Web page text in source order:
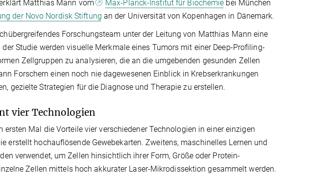
Matthias Mann vom
Max-Planck-Institut für Biochemie bei München
der Novo Nordisk Stiftung an der Universität von Kopenhagen in Dänemark.
Forschungsteam unter der Leitung von Matthias Mann eine
Studie werden visuelle Merkmale eines Tumors mit einer Deep-Profiling-
Zellgruppen zu analysieren, die an die umgebenden gesunden Zellen
Forschern einen noch nie dagewesenen Einblick in Krebserkrankungen
gezielte Strategien für die Diagnose und Therapie zu erstellen.
vier Technologien
ersten Mal die Vorteile vier verschiedener Technologien in einer einzigen
erstellt hochauflösende Gewebekarten. Zweitens, maschinelles Lernen und
verwendet, um Zellen hinsichtlich ihrer Form, Größe oder Protein-
Zellen mittels hoch akkurater Laser-Mikrodissektion gesammelt werden.